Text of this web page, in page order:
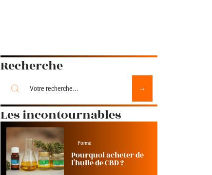
Recherche
Les incontournables
Forme
Pourquoi acheter de
l’huile de CBD ?